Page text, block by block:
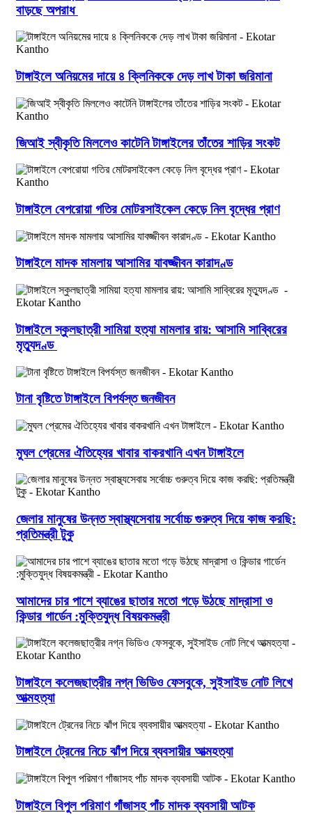
বাড়ছে অপরাধ
টাঙ্গাইলে অনিয়মের দায়ে ৪ ক্লিনিককে দেড় লাখ টাকা জরিমানা
জিআই স্বীকৃতি মিললেও কাটেনি টাঙ্গাইলের তাঁতের শাড়ির সংকট
টাঙ্গাইলে বেপরোয়া গতির মোটরসাইকেল কেড়ে নিল বৃদ্ধের প্রাণ
টাঙ্গাইলে মাদক মামলায় আসামির যাবজ্জীবন কারাদণ্ড
টাঙ্গাইলে স্কুলছাত্রী সামিয়া হত্যা মামলার রায়: আসামি সাব্বিরের
মৃত্যুদণ্ড
টানা বৃষ্টিতে টাঙ্গাইলে বিপর্যস্ত জনজীবন
মুঘল প্রেমের ঐতিহ্যের খাবার বাকরখানি এখন টাঙ্গাইলে
জেলার মানুষের উন্নত স্বাস্থ্যসেবায় সর্বোচ্চ গুরুত্ব দিয়ে কাজ করছি:
প্রতিমন্ত্রী টুকু
আমাদের চার পাশে ব্যাঙের ছাতার মতো গড়ে উঠছে মাদ্রাসা ও
কিন্ডার গার্ডেন :মুক্তিযুদ্ধ বিষয়কমন্ত্রী
টাঙ্গাইলে কলেজছাত্রীর নগ্ন ভিডিও ফেসবুকে, সুইসাইড নোট লিখে
আত্মহত্যা
টাঙ্গাইলে ট্রেনের নিচে ঝাঁপ দিয়ে ব্যবসায়ীর আত্মহত্যা
টাঙ্গাইলে বিপুল পরিমাণ গাঁজাসহ পাঁচ মাদক ব্যবসায়ী আটক